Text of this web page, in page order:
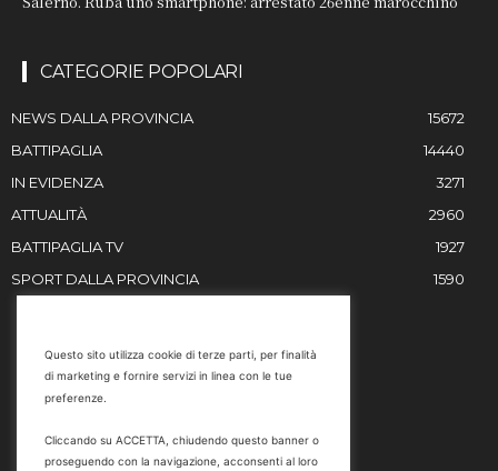
CATEGORIE POPOLARI
NEWS DALLA PROVINCIA
15672
BATTIPAGLIA
14440
IN EVIDENZA
3271
ATTUALITÀ
2960
BATTIPAGLIA TV
1927
SPORT DALLA PROVINCIA
1590
Email
marketing@battipaglia1929.it
Questo sito utilizza cookie di terze parti, per finalità
di marketing e fornire servizi in linea con le tue
preferenze.
Cliccando su ACCETTA, chiudendo questo banner o
proseguendo con la navigazione, acconsenti al loro